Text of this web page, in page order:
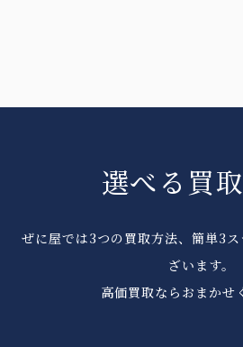
選べる買
ぜに屋では3つの買取方法、簡単3
ざいます。
高価買取ならおまかせ